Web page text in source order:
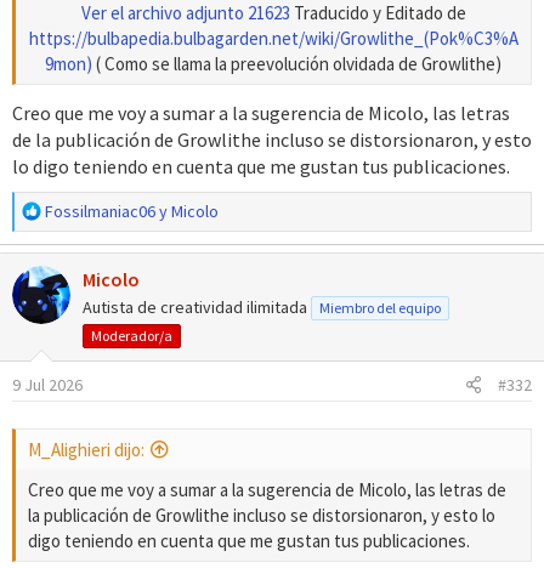
Ver el archivo adjunto 21623 Traducido y Editado de
https://bulbapedia.bulbagarden.net/wiki/Growlithe_(Pok%C3%A
9mon) ( Como se llama la preevolución olvidada de Growlithe)​
Creo que me voy a sumar a la sugerencia de Micolo, las letras
de la publicación de Growlithe incluso se distorsionaron, y esto
lo digo teniendo en cuenta que me gustan tus publicaciones.
R
e
a
c
c
i
e
Fossilmaniac06yMicolo
Micolo
Autista de creatividad ilimitada
Miembro del equipo
Moderador/a
9 Jul 2026 #332
M_Alighieri dijo:
Creo que me voy a sumar a la sugerencia de Micolo, las letras de
la publicación de Growlithe incluso se distorsionaron, y esto lo
digo teniendo en cuenta que me gustan tus publicaciones.